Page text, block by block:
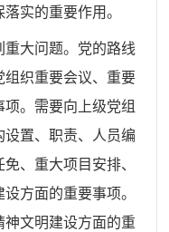
实的重要作用。
重大问题。党的路线
组织重要会议、重要
。需要向上级党组
置、职责、人员编
、重大项目安排、
方面的重要事项。
文明建设方面的重